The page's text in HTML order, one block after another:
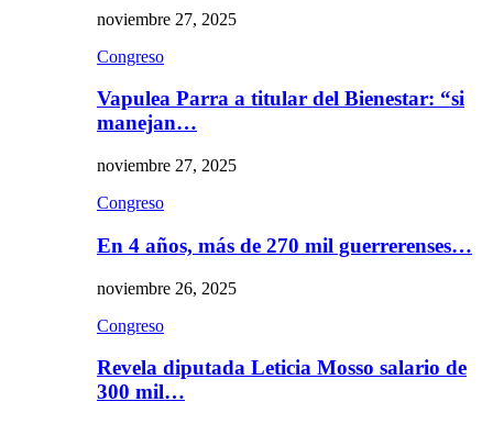
noviembre 27, 2025
Congreso
Vapulea Parra a titular del Bienestar: “si
manejan…
noviembre 27, 2025
Congreso
En 4 años, más de 270 mil guerrerenses…
noviembre 26, 2025
Congreso
Revela diputada Leticia Mosso salario de
300 mil…